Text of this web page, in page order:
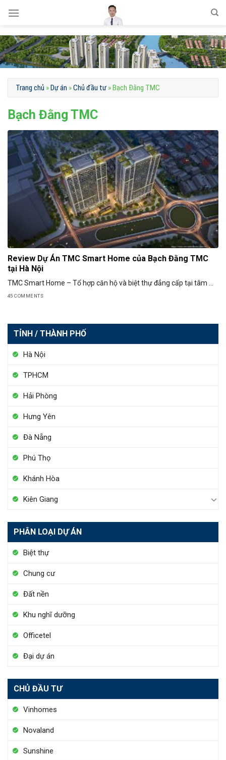
Trang chủ »Dự án »Chủ đầu tư »Bạch Đằng TMC
TỈNH / THÀNH PHỐ
Hà Nội
TPHCM
Hải Phòng
Hưng Yên
Đà Nẵng
Phú Thọ
Khánh Hòa
Kiên Giang
PHÂN LOẠI DỰ ÁN
Biệt thự
Chung cư
Đất nền
Khu nghĩ dưỡng
Officetel
Đại dự án
CHỦ ĐẦU TƯ
Vinhomes
Novaland
Sunshine
Bạch Đằng TMC
Review Dự Án TMC Smart Home của Bạch Đằng TMC
tại Hà Nội
TMC Smart Home – Tổ hợp căn hộ và biệt thự đẳng cấp tại tâm ...
45 COMMENTS